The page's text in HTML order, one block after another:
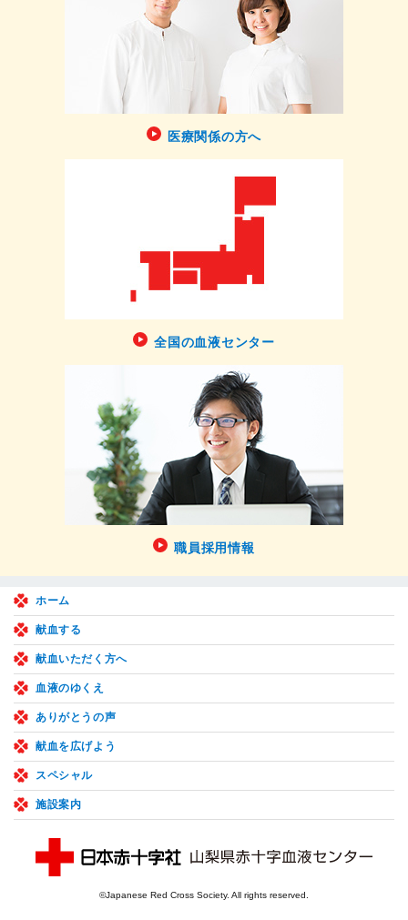
医療関係の方へ
全国の血液センター
職員採用情報
ホーム
献血する
献血いただく方へ
血液のゆくえ
ありがとうの声
献血を広げよう
スペシャル
施設案内
©Japanese Red Cross Society. All rights reserved.